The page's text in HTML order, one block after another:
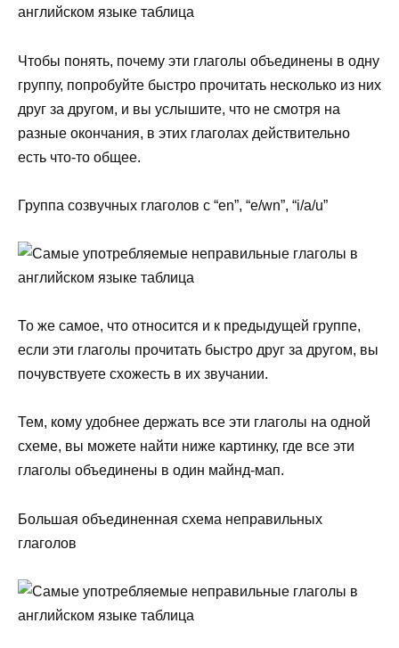
Чтобы понять, почему эти глаголы объединены в одну
группу, попробуйте быстро прочитать несколько из них
друг за другом, и вы услышите, что не смотря на
разные окончания, в этих глаголах действительно
есть что-то общее.
Группа созвучных глаголов с “en”, “e/wn”, “i/a/u”
То же самое, что относится и к предыдущей группе,
если эти глаголы прочитать быстро друг за другом, вы
почувствуете схожесть в их звучании.
Тем, кому удобнее держать все эти глаголы на одной
схеме, вы можете найти ниже картинку, где все эти
глаголы объединены в один майнд-мап.
Большая объединенная схема неправильных
глаголов